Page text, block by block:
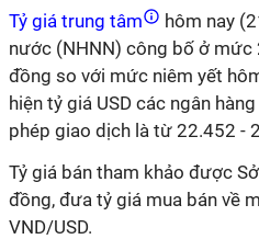
Tỷ giá trung tâm
hôm nay
nước (NHNN) công bố ở mức
đồng so với mức niêm yết
hiện tỷ giá USD các ngân
phép giao dịch là từ 22.452 -
Tỷ giá bán tham khảo được
đồng, đưa tỷ giá mua bán về
VND/USD.